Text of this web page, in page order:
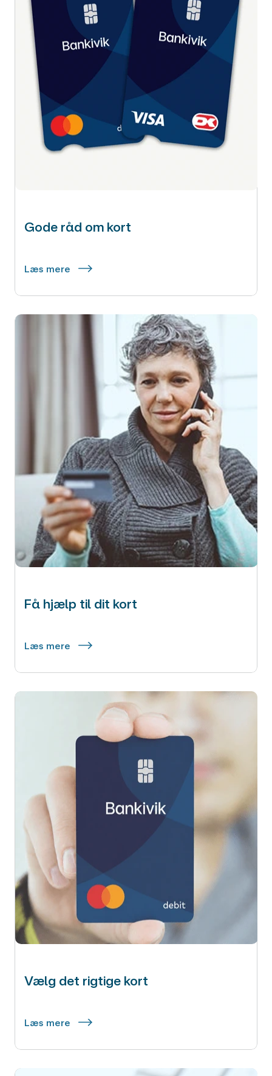
Gode råd om kort
Læs mere
Få hjælp til dit kort
Læs mere
Vælg det rigtige kort
Læs mere